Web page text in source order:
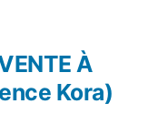
:
À
Kora)